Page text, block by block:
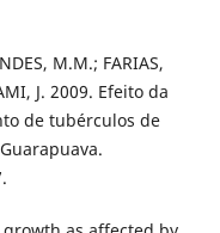
M.M.; FARIAS,
J. 2009. Efeito da
de tubérculos de